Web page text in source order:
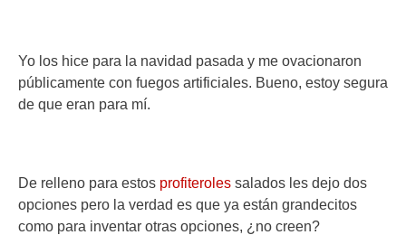
Yo los hice para la navidad pasada y me ovacionaron
públicamente con fuegos artificiales. Bueno, estoy segura
de que eran para mí.
De relleno para estos profiteroles salados les dejo dos
opciones pero la verdad es que ya están grandecitos
como para inventar otras opciones, ¿no creen?